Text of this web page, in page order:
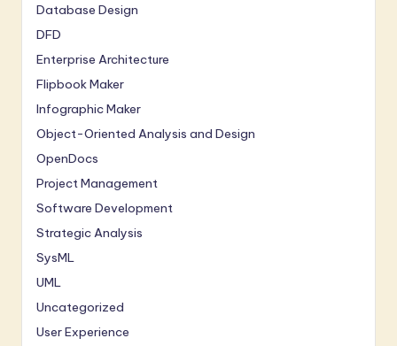
Database Design
DFD
Enterprise Architecture
Flipbook Maker
Infographic Maker
Object-Oriented Analysis and Design
OpenDocs
Project Management
Software Development
Strategic Analysis
SysML
UML
Uncategorized
User Experience